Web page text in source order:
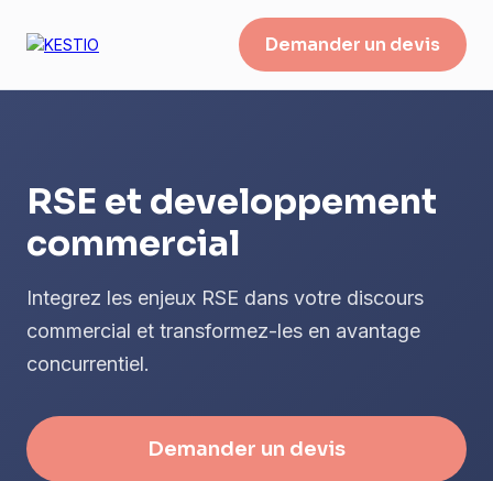
Demander un devis
RSE et developpement
commercial
Integrez les enjeux RSE dans votre discours
commercial et transformez-les en avantage
concurrentiel.
Demander un devis